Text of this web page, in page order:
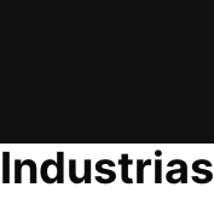
Industrias